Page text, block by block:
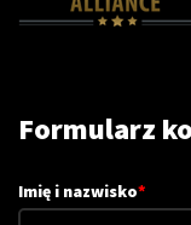
Formularz
Imię i nazwisko*